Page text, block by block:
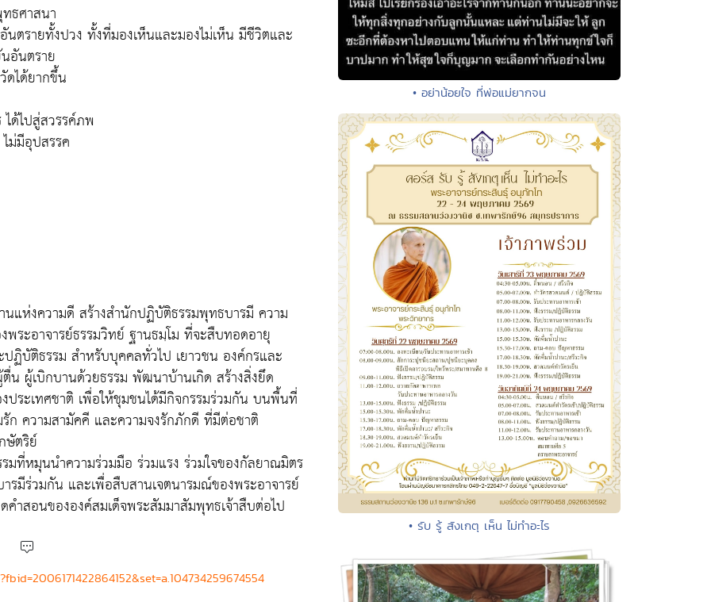
ธศาสนา
ตรายทั้งปวง ทั้งที่มองเห็นและมองไม่เห็น มีชีวิตและ
อันตราย
ดได้ยากขึ้น
ด้ไปสู่สวรรค์ภพ
ม่มีอุปสรรค
งความดี สร้างสำนักปฏิบัติธรรมพุทธบารมี ความ
ระอาจารย์ธรรมวิทย์ ฐานธมฺโม ที่จะสืบทอดอายุ
ฏิบัติธรรม สำหรับบุคคลทั่วไป เยาวชน องค์กรและ
น ผู้เบิกบานด้วยธรรม พัฒนาบ้านเกิด สร้างสิ่งยึด
ประเทศชาติ เพื่อให้ชุมชนได้มีกิจกรรมร่วมกัน บนพื้นที่
ก ความสามัคคี และความจงรักภักดี ที่มีต่อชาติ
ษัตริย์
ที่หมุนนำความร่วมมือ ร่วมแรง ร่วมใจของกัลยาณมิตร
รมีร่วมกัน และเพื่อสืบสานเจตนารมณ์ของพระอาจารย์
คำสอนขององค์สมเด็จพระสัมมาสัมพุทธเจ้าสืบต่อไป
• อย่าน้อยใจ ที่พ่อแม่ยากจน
• รับ รู้ สังเกตุ เห็น ไม่ทำอะไร